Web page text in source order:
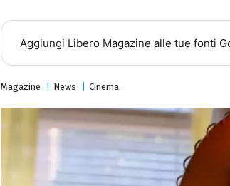
Aggiungi Libero Magazine alle tue fonti
Magazine News Cinema